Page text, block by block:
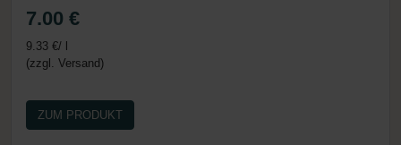
7.00 €
9.33 €/ l
(zzgl. Versand)
ZUM PRODUKT